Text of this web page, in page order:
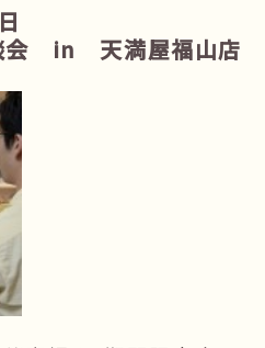
会 in 天満屋福山店